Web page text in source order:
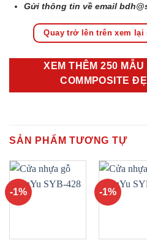
Gửi thông tin về email
Quay trở lên trên xem lại
XEM THÊM 250
COMMPOSITE
SẢN PHẨM TƯƠNG TỰ
-1% -1%